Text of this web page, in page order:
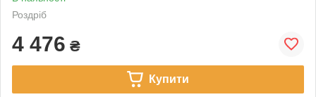
Роздріб
4 476 ₴
Купити